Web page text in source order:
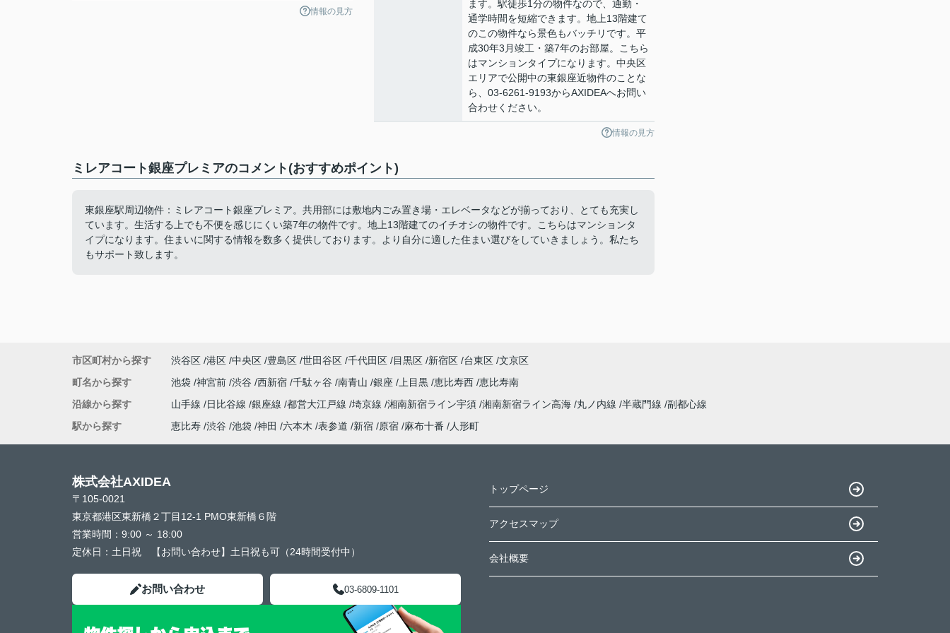
情報の見方
ます。駅徒歩1分の物件なので、通勤・
通学時間を短縮できます。地上13階建て
のこの物件なら景色もバッチリです。平
成30年3月竣工・築7年のお部屋。こちら
はマンションタイプになります。中央区
エリアで公開中の東銀座近物件のことな
ら、03-6261-9193からAXIDEAへお問い
合わせください。
情報の見方
ミレアコート銀座プレミアのコメント(おすすめポイント)
東銀座駅周辺物件：ミレアコート銀座プレミア。共用部には敷地内ごみ置き場・エレベータなどが揃っており、とても充実し
ています。生活する上でも不便を感じにくい築7年の物件です。地上13階建てのイチオシの物件です。こちらはマンションタ
イプになります。住まいに関する情報を数多く提供しております。より自分に適した住まい選びをしていきましょう。私たち
もサポート致します。
市区町村から探す 渋谷区 港区 中央区 豊島区 世田谷区 千代田区 目黒区 新宿区 台東区 文京区
町名から探す
池袋 神宮前 渋谷 西新宿 千駄ヶ谷 南青山 銀座 上目黒 恵比寿西 恵比寿南
沿線から探す
山手線 日比谷線 銀座線 都営大江戸線 埼京線 湘南新宿ライン宇須 湘南新宿ライン高海 丸ノ内線 半蔵門線 副都心線
駅から探す
恵比寿 渋谷 池袋 神田 六本木 表参道 新宿 原宿 麻布十番 人形町
株式会社AXIDEA
〒105-0021
東京都港区東新橋２丁目12-1 PMO東新橋６階
営業時間： 9:00 ～ 18:00
定休日： 土日祝 【お問い合わせ】土日祝も可（24時間受付中）
お問い合わせ 03-6809-1101
トップページ
アクセスマップ
会社概要